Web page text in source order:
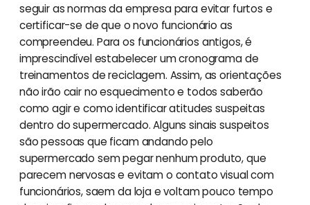
seguir as normas da empresa para evitar furtos e
certificar-se de que o novo funcionário as
compreendeu. Para os funcionários antigos, é
imprescindível estabelecer um cronograma de
treinamentos de reciclagem. Assim, as orientações
não irão cair no esquecimento e todos saberão
como agir e como identificar atitudes suspeitas
dentro do supermercado. Alguns sinais suspeitos
são pessoas que ficam andando pelo
supermercado sem pegar nenhum produto, que
parecem nervosas e evitam o contato visual com
funcionários, saem da loja e voltam pouco tempo